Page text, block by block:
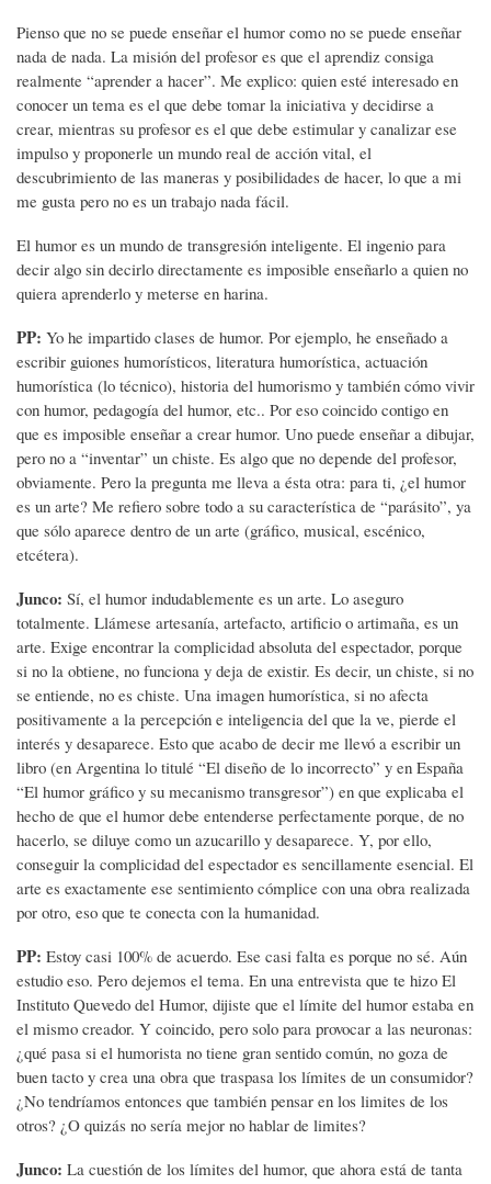
Pienso que no se puede enseñar el humor como no se puede enseñar
nada de nada. La misión del profesor es que el aprendiz consiga
realmente “aprender a hacer”. Me explico: quien esté interesado en
conocer un tema es el que debe tomar la iniciativa y decidirse a
crear, mientras su profesor es el que debe estimular y canalizar ese
impulso y proponerle un mundo real de acción vital, el
descubrimiento de las maneras y posibilidades de hacer, lo que a mi
me gusta pero no es un trabajo nada fácil.
El humor es un mundo de transgresión inteligente. El ingenio para
decir algo sin decirlo directamente es imposible enseñarlo a quien no
quiera aprenderlo y meterse en harina.
PP: Yo he impartido clases de humor. Por ejemplo, he enseñado a
escribir guiones humorísticos, literatura humorística, actuación
humorística (lo técnico), historia del humorismo y también cómo vivir
con humor, pedagogía del humor, etc.. Por eso coincido contigo en
que es imposible enseñar a crear humor. Uno puede enseñar a dibujar,
pero no a “inventar” un chiste. Es algo que no depende del profesor,
obviamente. Pero la pregunta me lleva a ésta otra: para ti, ¿el humor
es un arte? Me refiero sobre todo a su característica de “parásito”, ya
que sólo aparece dentro de un arte (gráfico, musical, escénico,
etcétera).
Junco: Sí, el humor indudablemente es un arte. Lo aseguro
totalmente. Llámese artesanía, artefacto, artificio o artimaña, es un
arte. Exige encontrar la complicidad absoluta del espectador, porque
si no la obtiene, no funciona y deja de existir. Es decir, un chiste, si no
se entiende, no es chiste. Una imagen humorística, si no afecta
positivamente a la percepción e inteligencia del que la ve, pierde el
interés y desaparece. Esto que acabo de decir me llevó a escribir un
libro (en Argentina lo titulé “El diseño de lo incorrecto” y en España
“El humor gráfico y su mecanismo transgresor”) en que explicaba el
hecho de que el humor debe entenderse perfectamente porque, de no
hacerlo, se diluye como un azucarillo y desaparece. Y, por ello,
conseguir la complicidad del espectador es sencillamente esencial. El
arte es exactamente ese sentimiento cómplice con una obra realizada
por otro, eso que te conecta con la humanidad.
PP: Estoy casi 100% de acuerdo. Ese casi falta es porque no sé. Aún
estudio eso. Pero dejemos el tema. En una entrevista que te hizo El
Instituto Quevedo del Humor, dijiste que el límite del humor estaba en
el mismo creador. Y coincido, pero solo para provocar a las neuronas:
¿qué pasa si el humorista no tiene gran sentido común, no goza de
buen tacto y crea una obra que traspasa los límites de un consumidor?
¿No tendríamos entonces que también pensar en los limites de los
otros? ¿O quizás no sería mejor no hablar de limites?
Junco: La cuestión de los límites del humor, que ahora está de tanta